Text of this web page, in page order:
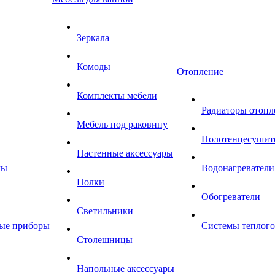
приборы
Зеркала
Комоды
Комплекты мебели
Мебель под раковину
Настенные аксессуары
Полки
Светильники
Столешницы
Напольные аксессуары
Отопление
Радиаторы
Водонагреватели
Обогреватели
Системы